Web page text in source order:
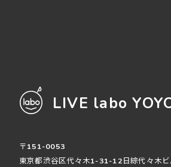
LIVE labo
〒151-0053
東京都渋谷区代々木1-31-12日綜代々木